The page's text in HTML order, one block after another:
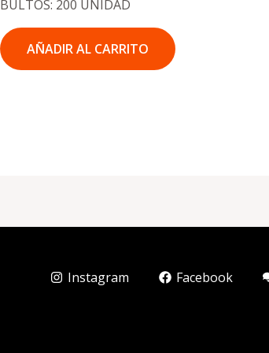
BULTOS: 200 UNIDAD
AÑADIR AL CARRITO
Instagram Facebook